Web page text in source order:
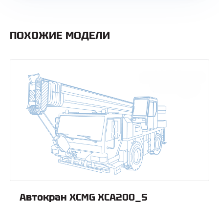
ПОХОЖИЕ МОДЕЛИ
Автокран XCMG XCA200_S